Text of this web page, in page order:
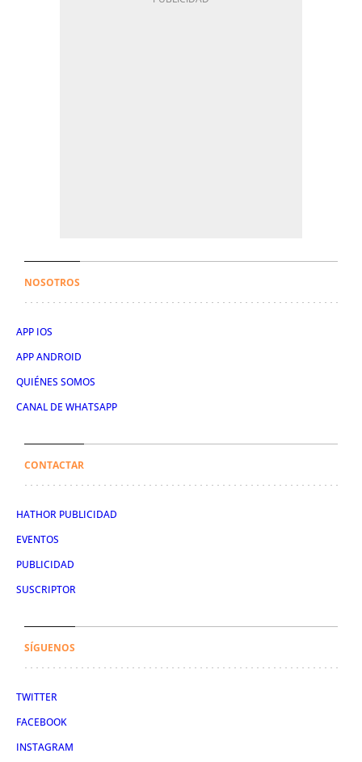
NOSOTROS
APP IOS
APP ANDROID
QUIÉNES SOMOS
CANAL DE WHATSAPP
CONTACTAR
HATHOR PUBLICIDAD
EVENTOS
PUBLICIDAD
SUSCRIPTOR
SÍGUENOS
TWITTER
FACEBOOK
INSTAGRAM